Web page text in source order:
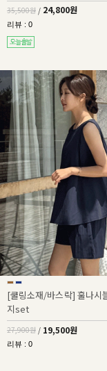
35,500원 / 24,800원
리뷰 : 0
[쿨링소재/바스락] 훌나시
지set
27,900원 / 19,500원
리뷰 : 0